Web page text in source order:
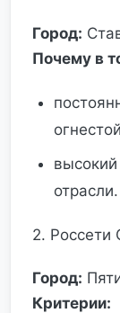
Город:
Почему в
отрасли.
2. Россети
Город:
Критерии: